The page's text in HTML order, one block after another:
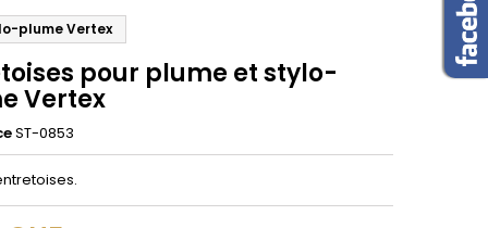
plume Vertex
pour plume et stylo-
Vertex
ST-0853